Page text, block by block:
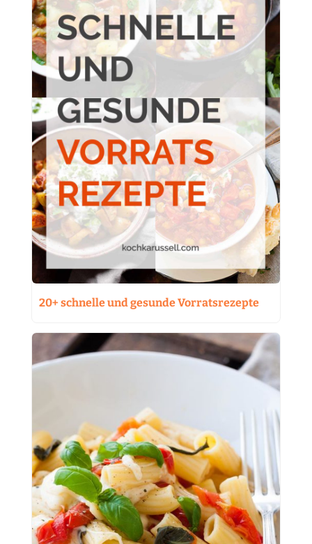
20+ schnelle und gesunde Vorratsrezepte